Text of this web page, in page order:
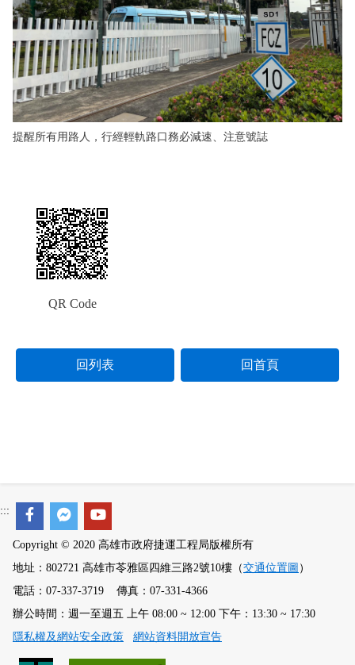
提醒所有用路人，行經輕軌路口務必減速、注意號誌
QR Code
回列表 回首頁
:::
Copyright © 2020 高雄市政府捷運工程局版權所有
地址：802721 高雄市苓雅區四維三路2號10樓（交通位置圖 ）
電話：07-337-3719 傳真：07-331-4366
辦公時間：週一至週五 上午 08:00 ~ 12:00 下午：13:30 ~ 17:30
隱私權及網站安全政策
網站資料開放宣告